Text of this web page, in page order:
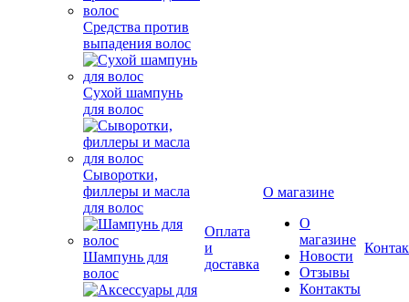
Средства против
выпадения волос
Сухой шампунь
для волос
Сыворотки,
филлеры и масла
для волос
Шампунь для
волос
Оплата
и
доставка
О магазине
О
магазине
Новости
Отзывы
Контакты